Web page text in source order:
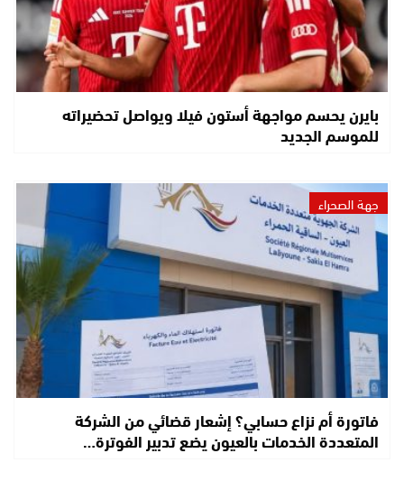
بايرن يحسم مواجهة أستون فيلا ويواصل تحضيراته
للموسم الجديد
جهة الصحراء
فاتورة أم نزاع حسابي؟ إشعار قضائي من الشركة
المتعددة الخدمات بالعيون يضع تدبير الفوترة…